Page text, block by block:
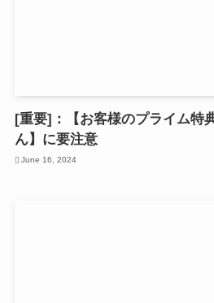
[重要]：【お客様のプライム特
ん】に要注意
June 16, 2024